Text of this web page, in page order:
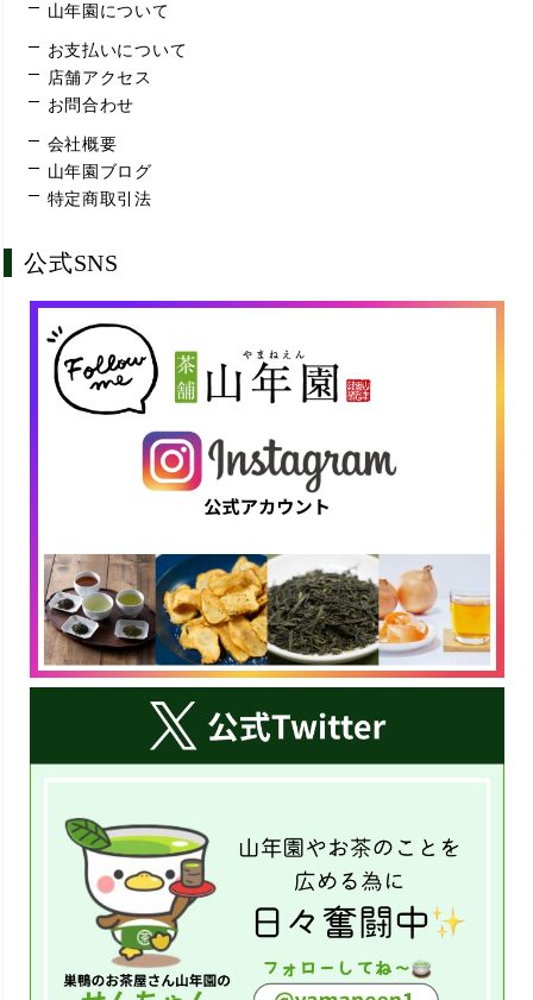
山年園について
お支払いについて
店舗アクセス
お問合わせ
会社概要
山年園ブログ
特定商取引法
公式SNS